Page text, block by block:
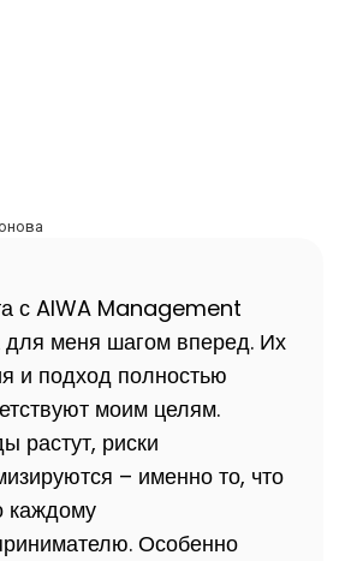
с AIWA Management
для меня шагом вперед. Их
и подход полностью
моим целям.
растут, риски
– именно то, что
каждому
Особенно